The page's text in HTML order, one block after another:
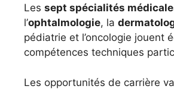
Les sept spécialités
l’ophtalmologie, la
pédiatrie et l’oncologie jouent
compétences techniques
Les opportunités de carrière